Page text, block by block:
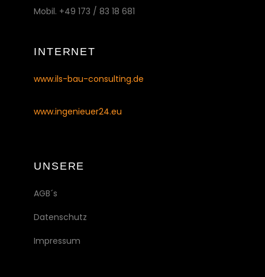
Mobil. +49 173 / 83 18 681
INTERNET
www.ils-bau-consulting.de
www.ingenieuer24.eu
UNSERE
AGB´s
Datenschutz
Impressum